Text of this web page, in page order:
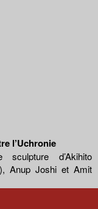
l’Uchronie
sculpture d’Akihito
Anup Joshi et Amit